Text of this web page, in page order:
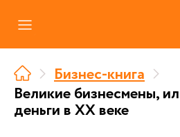
Где купить
Про аудиокниги
Бизнес-книга
Великие бизнесмены,
деньги в ХХ веке